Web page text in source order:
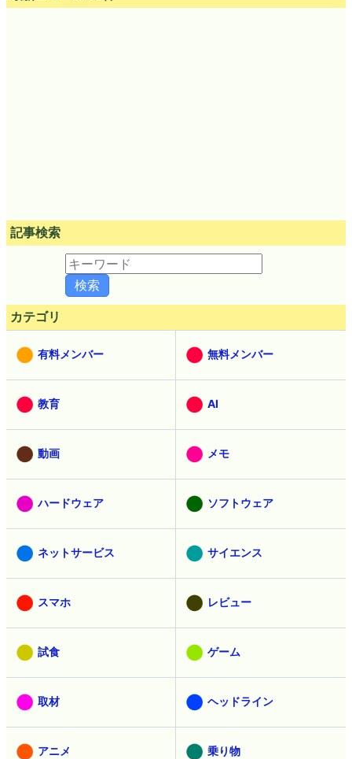
記事検索
カテゴリ
有料メンバー 無料メンバー
教育 AI
動画 メモ
ハードウェア ソフトウェア
ネットサービス サイエンス
スマホ レビュー
試食 ゲーム
取材 ヘッドライン
アニメ 乗り物